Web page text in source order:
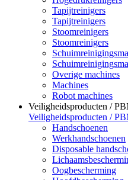
Tapijtreinigers
Tapijtreinigers
Stoomreinigers
Stoomreinigers
Overige machines
Machines
Robot machines
Veiligheidsproducten /
Veiligheidsproducten /
Handschoenen
Werkhandschoenen
Disposable
Oogbescherming